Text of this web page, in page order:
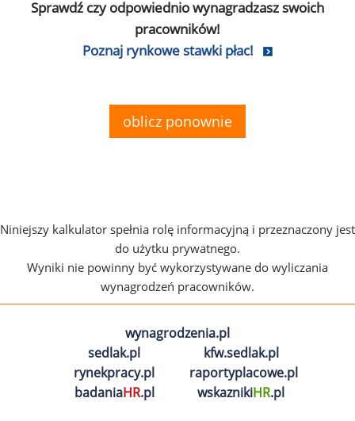
Sprawdź czy odpowiednio wynagradzasz swoich
pracowników!
Poznaj rynkowe stawki płac!
oblicz ponownie
Niniejszy kalkulator spełnia rolę informacyjną i przeznaczony jest
do użytku prywatnego.
Wyniki nie powinny być wykorzystywane do wyliczania
wynagrodzeń pracowników.
wynagrodzenia.pl
sedlak.pl
kfw.sedlak.pl
rynekpracy.pl
raportyplacowe.pl
badaniaHR.pl wskaznikiHR.pl